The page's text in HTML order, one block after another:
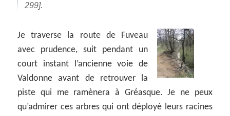
299].
Je traverse la route de Fuveau
avec prudence, suit pendant un
court instant l’ancienne voie de
Valdonne avant de retrouver la
piste qui me ramènera à Gréasque. Je ne peux
qu’admirer ces arbres qui ont déployé leurs racines